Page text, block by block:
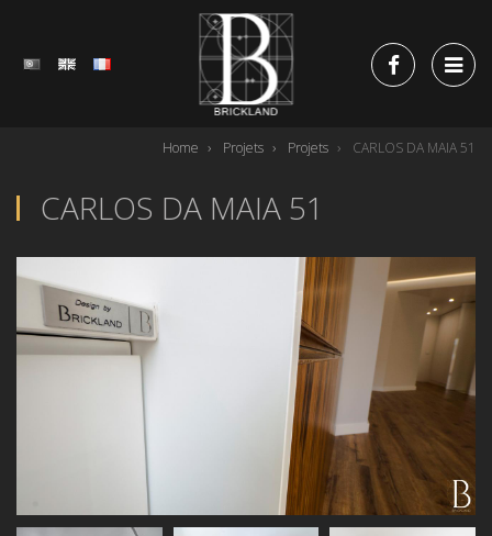
PT EN FR FACEBOOK
Home Projets Projets CARLOS DA MAIA 51
CARLOS DA MAIA 51